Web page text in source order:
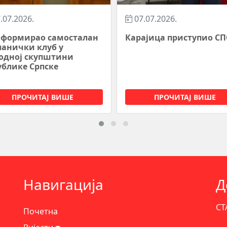
приступио СПС-у
ПРОЧИТАЈ ВИШЕ
07.07.2026.
Породица, правда,
ПРОЧИТАЈ ВИШЕ
Навигација
Почетна